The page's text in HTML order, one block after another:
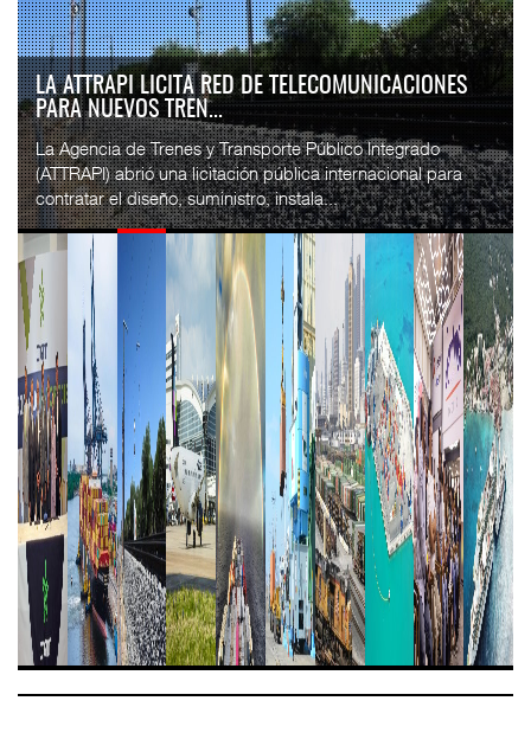
IT-ANÁLISIS: VOLARIS ABRIRÁ RUTA ENTRE
WASHINGTON DULLES Y G...
⮕ IA y automatización redefinen operación aeroportuaria
⮕ Bombardier exhibe Challenger 3500 en LABACE 2026
Volaris anunció una nueva ru...